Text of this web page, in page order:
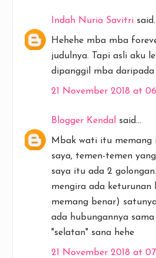
Indah Nuria Savitri
Hehehe mba mba
judulnya. Tapi asli aku
dipanggil mba
21 November 2018 at
Blogger Kendal said...
Mbak wati itu memang
saya, temen-temen
saya itu ada 2
mengira ada keturunan
memang benar)
ada hubungannya
"selatan" sana hehe
21 November 2018 at